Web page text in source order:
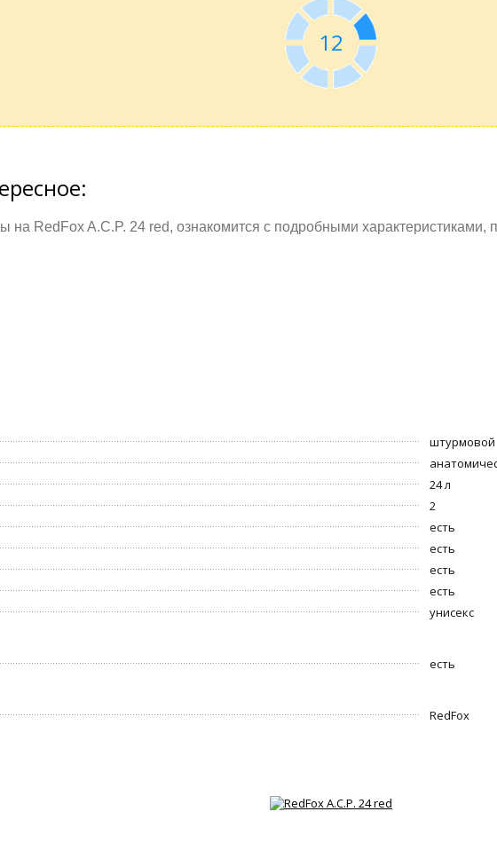
11
на RedFox A.C.P. 24 red, ознакомится с подробными
штурмовой
24 л
2
есть
есть
есть
есть
унисекс
есть
RedFox